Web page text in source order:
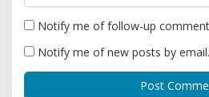
Notify me of follow-up
Notify me of new posts by email.